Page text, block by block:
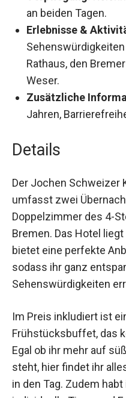
an beiden Tagen.
Erlebnisse &
Rathaus, den
Weser.
Zusätzliche
Jahren,
Details
Der Jochen Schweizer
umfasst zwei
Doppelzimmer des 4-
Bremen. Das Hotel
bietet eine perfekte
sodass ihr ganz
Sehenswürdigkeiten
Im Preis inkludiert ist
Frühstücksbuffet, das
lässt. Egal ob ihr mehr
Speisen steht, hier
perfekten Start in den
Möglichkeit, euch